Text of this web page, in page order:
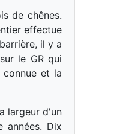
de chênes.
effectue
il y a
le GR qui
et la
largeur d'un
années. Dix